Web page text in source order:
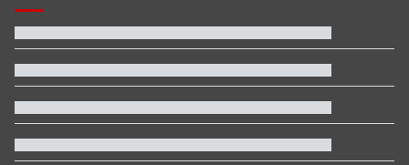
Total 995 Senpi Ditemukan di Gedung Yayasan Sekolah Pondok
Pinang
Jadwal Siaran Langsung Final Piala Presiden 2026: Persib vs
Persebaya
Jadwal Singapura vs Indonesia: Kapan, Jam Berapa, Tayang di